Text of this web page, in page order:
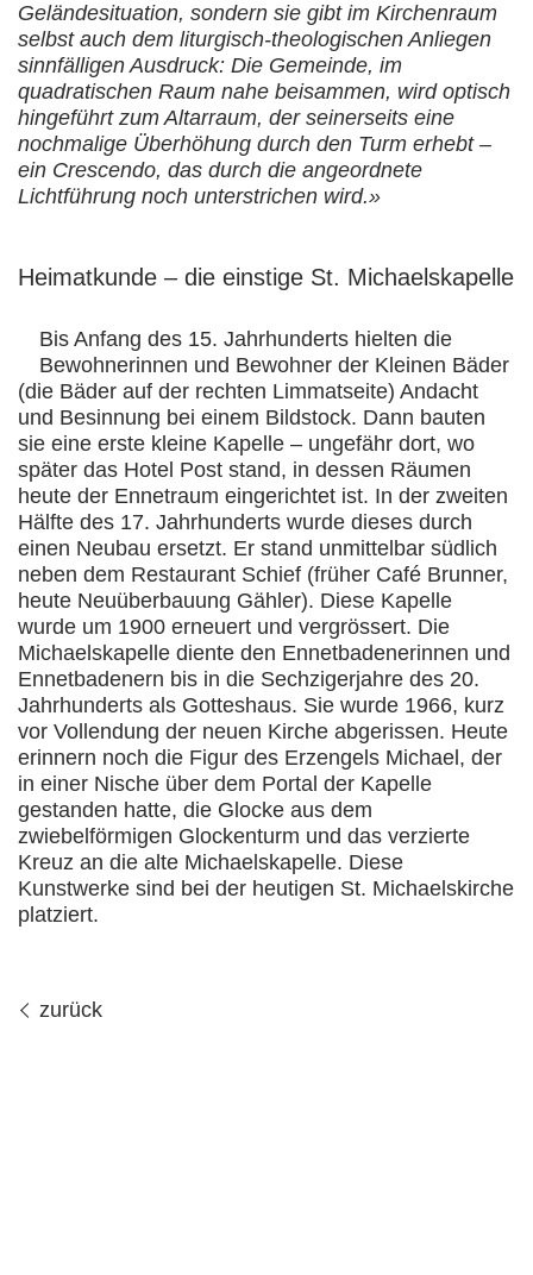
Geländesituation, sondern sie gibt im Kirchenraum
selbst auch dem liturgisch-theologischen Anliegen
sinnfälligen Ausdruck: Die Gemeinde, im
quadratischen Raum nahe beisammen, wird optisch
hingeführt zum Altarraum, der seinerseits eine
nochmalige Überhöhung durch den Turm erhebt –
ein Crescendo, das durch die angeordnete
Lichtführung noch unterstrichen wird.»
Heimatkunde – die einstige St. Michaelskapelle
Bis Anfang des 15. Jahrhunderts hielten die
Bewohnerinnen und Bewohner der Kleinen Bäder
(die Bäder auf der rechten Limmatseite) Andacht
und Besinnung bei einem Bildstock. Dann bauten
sie eine erste kleine Kapelle – ungefähr dort, wo
später das Hotel Post stand, in dessen Räumen
heute der Ennetraum eingerichtet ist. In der zweiten
Hälfte des 17. Jahrhunderts wurde dieses durch
einen Neubau ersetzt. Er stand unmittelbar südlich
neben dem Restaurant Schief (früher Café Brunner,
heute Neuüberbauung Gähler). Diese Kapelle
wurde um 1900 erneuert und vergrössert. Die
Michaelskapelle diente den Ennetbadenerinnen und
Ennetbadenern bis in die Sechzigerjahre des 20.
Jahrhunderts als Gotteshaus. Sie wurde 1966, kurz
vor Vollendung der neuen Kirche abgerissen. Heute
erinnern noch die Figur des Erzengels Michael, der
in einer Nische über dem Portal der Kapelle
gestanden hatte, die Glocke aus dem
zwiebelförmigen Glockenturm und das verzierte
Kreuz an die alte Michaelskapelle. Diese
Kunstwerke sind bei der heutigen St. Michaelskirche
platziert.
zurück